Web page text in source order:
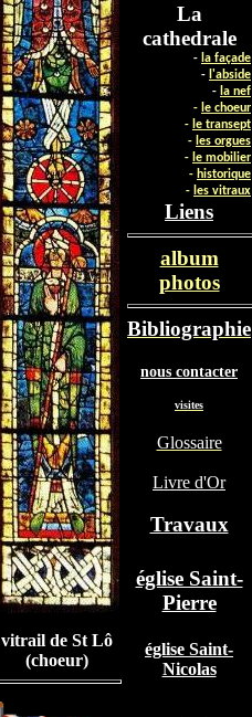
vitrail de St Lô
(choeur)
La
cathedrale
- la façade
- l'abside
- la nef
- le choeur
- le transept
- les orgues
- le mobilier
- historique
- les vitraux
Liens
album
photos
Bibliographie
nous contacter
visites
Glossaire
Livre d'Or
Travaux
église Saint-
Pierre
église Saint-
Nicolas